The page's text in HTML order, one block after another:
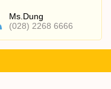
Ms.Dung
(028) 2268 6666